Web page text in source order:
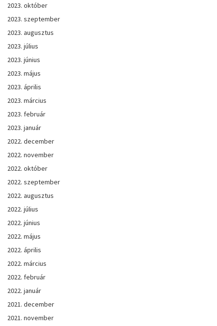
2023. október
2023. szeptember
2023. augusztus
2023. július
2023. június
2023. május
2023. április
2023. március
2023. február
2023. január
2022. december
2022. november
2022. október
2022. szeptember
2022. augusztus
2022. július
2022. június
2022. május
2022. április
2022. március
2022. február
2022. január
2021. december
2021. november